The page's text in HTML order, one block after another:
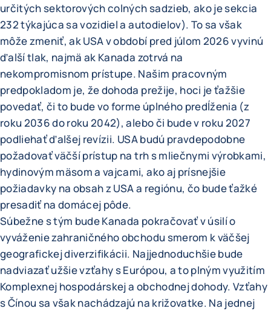
určitých sektorových colných sadzieb, ako je sekcia
232 týkajúca sa vozidiel a autodielov). To sa však
môže zmeniť, ak USA v období pred júlom 2026 vyvinú
ďalší tlak, najmä ak Kanada zotrvá na
nekompromisnom prístupe. Našim pracovným
predpokladom je, že dohoda prežije, hoci je ťažšie
povedať, či to bude vo forme úplného predĺženia (z
roku 2036 do roku 2042), alebo či bude v roku 2027
podliehať ďalšej revízii. USA budú pravdepodobne
požadovať väčší prístup na trh s mliečnymi výrobkami,
hydinovým mäsom a vajcami, ako aj prísnejšie
požiadavky na obsah z USA a regiónu, čo bude ťažké
presadiť na domácej pôde.
Súbežne s tým bude Kanada pokračovať v úsilí o
vyváženie zahraničného obchodu smerom k väčšej
geografickej diverzifikácii. Najjednoduchšie bude
nadviazať užšie vzťahy s Európou, a to plným využitím
Komplexnej hospodárskej a obchodnej dohody. Vzťahy
s Čínou sa však nachádzajú na križovatke. Na jednej